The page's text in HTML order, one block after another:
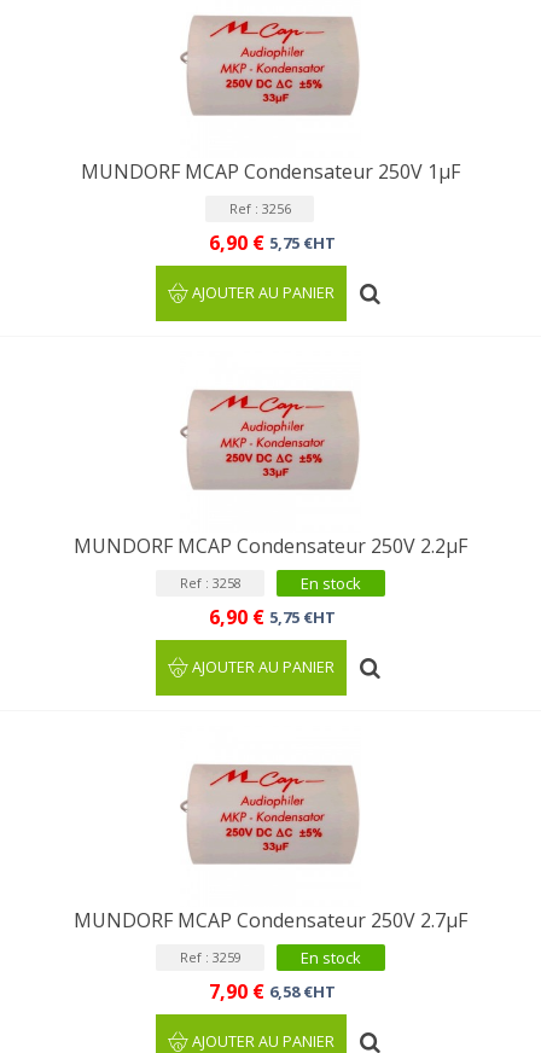
MUNDORF MCAP Condensateur 250V 1µF
Ref : 3256
6,90 € 5,75 €HT
AJOUTER AU PANIER
MUNDORF MCAP Condensateur 250V 2.2µF
Ref : 3258 En stock
6,90 € 5,75 €HT
AJOUTER AU PANIER
MUNDORF MCAP Condensateur 250V 2.7µF
Ref : 3259 En stock
7,90 € 6,58 €HT
AJOUTER AU PANIER